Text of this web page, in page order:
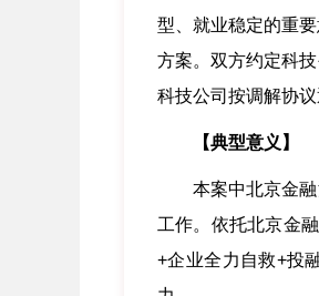
型、就业稳定的重
方案。双方约定科
科技公司按调解协
【典型意义】
本案中北京金融法
工作。依托北京金
+企业全力自救+投